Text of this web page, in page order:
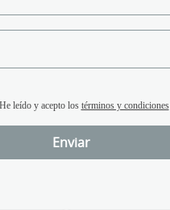
He leído y acepto los términos y condiciones